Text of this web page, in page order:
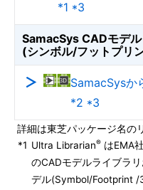
*1 *3
SamacSys CADモデル
(シンボル/フットプリ
SamacSysか
*2 *3
詳細は東芝パッケージ名の
*1 Ultra Librarian® はEMA
のCADモデルライブラ
デル(Symbol/Footprint /